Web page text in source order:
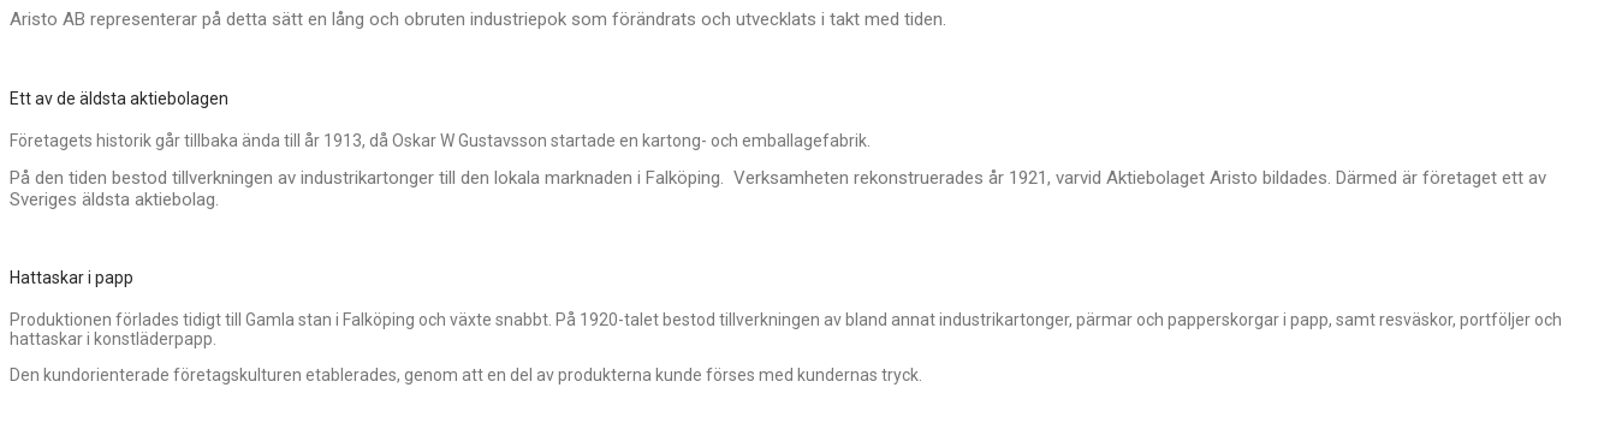
Aristo AB representerar på detta sätt en lång och obruten industriepok som förändrats och utvecklats i takt med tiden.
Ett av de äldsta aktiebolagen
Företagets historik går tillbaka ända till år 1913, då Oskar W Gustavsson startade en kartong- och emballagefabrik.
På den tiden bestod tillverkningen av industrikartonger till den lokala marknaden i Falköping. Verksamheten rekonstruerades år 1921, varvid Aktiebolaget Aristo bildades. Därmed är företaget ett av
Sveriges äldsta aktiebolag.
Hattaskar i papp
Produktionen förlades tidigt till Gamla stan i Falköping och växte snabbt. På 1920-talet bestod tillverkningen av bland annat industrikartonger, pärmar och papperskorgar i papp, samt resväskor, portföljer och
hattaskar i konstläderpapp.
Den kundorienterade företagskulturen etablerades, genom att en del av produkterna kunde förses med kundernas tryck.